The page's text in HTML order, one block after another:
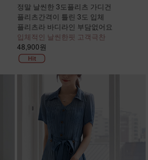
정말 날씬한 3도플리츠 가디건
플리츠간격이 틀린 3도 입체
플리츠라 바디라인 부담없어요
입체적인 날씬한핏 고객극찬
48,900원